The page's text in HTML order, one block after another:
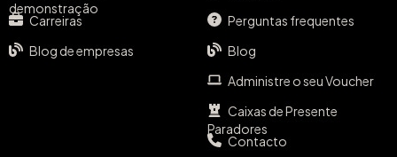
demonstração
Carreiras
Blog de empresas
Perguntas frequentes
Blog
Administre o seu Voucher
Caixas de Presente
Paradores
Contacto